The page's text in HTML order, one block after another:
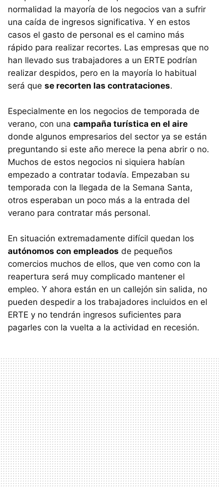
normalidad la mayoría de los negocios van a sufrir
una caída de ingresos significativa. Y en estos
casos el gasto de personal es el camino más
rápido para realizar recortes. Las empresas que no
han llevado sus trabajadores a un ERTE podrían
realizar despidos, pero en la mayoría lo habitual
será que se recorten las contrataciones.
Especialmente en los negocios de temporada de
verano, con una campaña turística en el aire
donde algunos empresarios del sector ya se están
preguntando si este año merece la pena abrir o no.
Muchos de estos negocios ni siquiera habían
empezado a contratar todavía. Empezaban su
temporada con la llegada de la Semana Santa,
otros esperaban un poco más a la entrada del
verano para contratar más personal.
En situación extremadamente difícil quedan los
autónomos con empleados de pequeños
comercios muchos de ellos, que ven como con la
reapertura será muy complicado mantener el
empleo. Y ahora están en un callejón sin salida, no
pueden despedir a los trabajadores incluidos en el
ERTE y no tendrán ingresos suficientes para
pagarles con la vuelta a la actividad en recesión.